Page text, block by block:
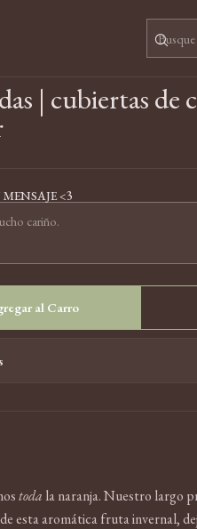
| cubiertas de
<3
al Carro
toda la naranja. Nuestro largo
esta aromática fruta invernal,